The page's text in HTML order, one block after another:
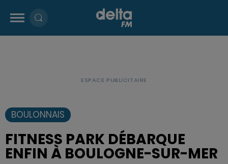
BOULONNAIS
FITNESS PARK DÉBARQUE
ENFIN À BOULOGNE-SUR-MER